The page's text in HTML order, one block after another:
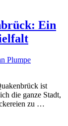
Ein
Plumpe
ist
die ganze Stadt,
zu …